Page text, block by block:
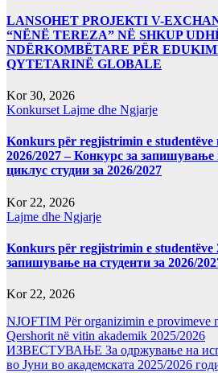
LANSOHET PROJEKTI V-
“NËNË TEREZA” NË SHKUP
NDËRKOMBËTARE PËR
QYTETARINË GLOBALE
Kor 30, 2026
Konkurset Lajme dhe Ngjarje
Konkurs për regjistrimin e studentëve
2026/2027 – Конкурс за запишување
циклус студии за 2026/2027
Kor 22, 2026
Lajme dhe Ngjarje
Konkurs për regjistrimin e studentëve
запишување на студенти за 2026/
Kor 22, 2026
NJOFTIM Për organizimin e provimeve
Qershorit në vitin akademik 2025/2026
ИЗВЕСТУВАЊЕ За одржување на
во Јуни во академската 2025/2026